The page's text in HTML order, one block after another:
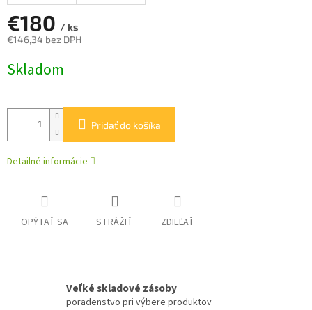
€180 / ks
€146,34 bez DPH
cena:
Skladom
Pridať do košíka
Detailné informácie
OPÝTAŤ SA STRÁŽIŤ ZDIEĽAŤ
Veľké skladové zásoby
poradenstvo pri výbere produktov